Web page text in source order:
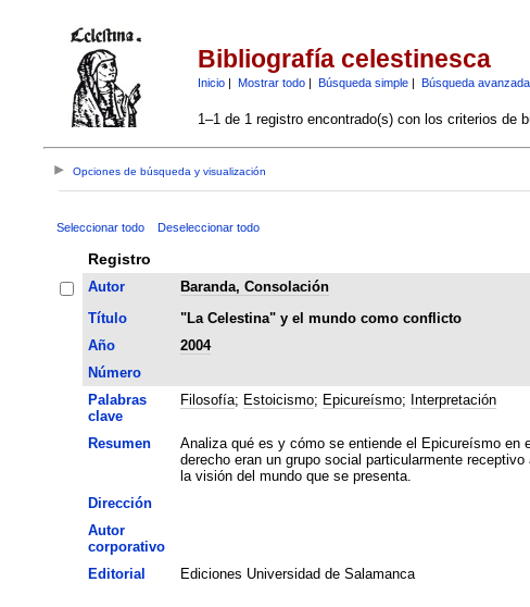
Bibliografía celestinesca
Inicio| Mostrar todo| Búsqueda simple| Búsqueda avanzada
1–1 de 1 registro encontrado(s) con los criterios de
Opciones de búsqueda y visualización
Seleccionar todo Deseleccionar todo
Registro
Autor
Baranda, Consolación
Título
"La Celestina" y el mundo como conflicto
Año
2004
Número
Palabras
clave
Filosofía; Estoicismo; Epicureísmo; Interpretación
Resumen
Analiza qué es y cómo se entiende el Epicureísmo
derecho eran un grupo social particularmente
la visión del mundo que se presenta.
Dirección
Autor
corporativo
Editorial Ediciones Universidad de Salamanca